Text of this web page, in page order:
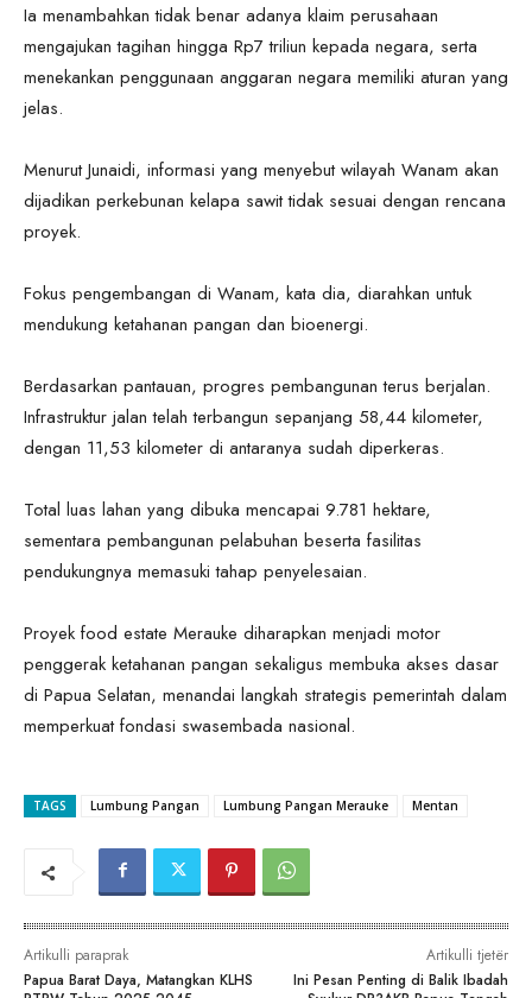
Ia menambahkan tidak benar adanya klaim perusahaan
mengajukan tagihan hingga Rp7 triliun kepada negara, serta
menekankan penggunaan anggaran negara memiliki aturan yang
jelas.
Menurut Junaidi, informasi yang menyebut wilayah Wanam akan
dijadikan perkebunan kelapa sawit tidak sesuai dengan rencana
proyek.
Fokus pengembangan di Wanam, kata dia, diarahkan untuk
mendukung ketahanan pangan dan bioenergi.
Berdasarkan pantauan, progres pembangunan terus berjalan.
Infrastruktur jalan telah terbangun sepanjang 58,44 kilometer,
dengan 11,53 kilometer di antaranya sudah diperkeras.
Total luas lahan yang dibuka mencapai 9.781 hektare,
sementara pembangunan pelabuhan beserta fasilitas
pendukungnya memasuki tahap penyelesaian.
Proyek food estate Merauke diharapkan menjadi motor
penggerak ketahanan pangan sekaligus membuka akses dasar
di Papua Selatan, menandai langkah strategis pemerintah dalam
memperkuat fondasi swasembada nasional.
TAGS Lumbung Pangan Lumbung Pangan Merauke Mentan
Artikulli paraprak
Papua Barat Daya, Matangkan KLHS
Artikulli tjetër
Ini Pesan Penting di Balik Ibadah